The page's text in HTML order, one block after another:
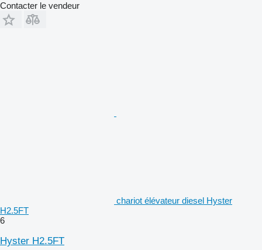
Contacter le vendeur
chariot élévateur diesel Hyster
H2.5FT
6
Hyster H2.5FT